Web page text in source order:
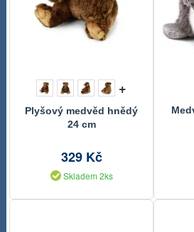
+
Plyšový medvěd hnědý
24 cm
329 Kč
Skladem 2ks